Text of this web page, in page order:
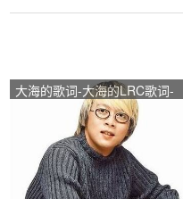
大海的歌词-大海的LRC歌词-